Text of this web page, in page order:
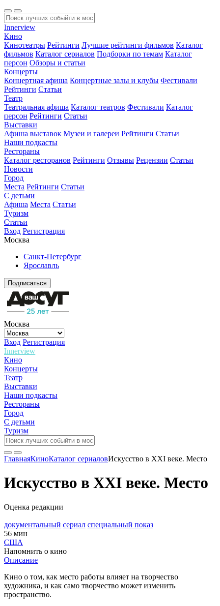
Innerview
Кино
Кинотеатры Рейтинги Лучшие рейтинги фильмов Каталог
фильмов Каталог сериалов Подборки по темам Каталог
персон Обзоры и статьи
Концерты
Концертная афиша Концертные залы и клубы Фестивали
Рейтинги Статьи
Театр
Театральная афиша Каталог театров Фестивали Каталог
персон Рейтинги Статьи
Выставки
Афиша выставок Музеи и галереи Рейтинги Статьи
Наши подкасты
Рестораны
Каталог ресторанов Рейтинги Отзывы Рецензии Статьи
Новости
Город
Места Рейтинги Статьи
С детьми
Афиша Места Статьи
Туризм
Статьи
Вход Регистрация
Москва
Санкт-Петербург
Ярославль
Подписаться
Москва
Вход Регистрация
Innerview
Кино
Концерты
Театр
Выставки
Наши подкасты
Рестораны
Город
С детьми
Туризм
ГлавнаяКиноКаталог сериаловИскусство в XXI веке. Место
Искусство в XXI веке. Место
Оценка редакции
документальный сериал специальный показ
56 мин
США
Напомнить о кино
Описание
Кино о том, как место работы влияет на творчество
художника, и как само творчество может изменить
пространство.